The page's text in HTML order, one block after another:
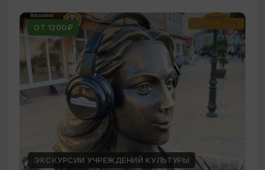
ОТ 1200₽
ЭКСКУРСИИ УЧРЕЖДЕНИЙ КУЛЬТУРЫ